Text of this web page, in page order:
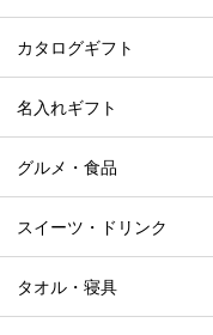
カタログギフト
名入れギフト
グルメ・食品
スイーツ・ドリンク
タオル・寝具